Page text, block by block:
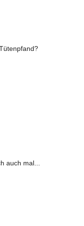
auch mal...